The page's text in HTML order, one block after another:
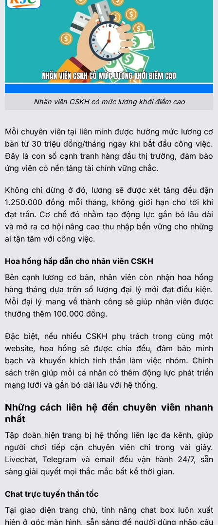
Nhân viên CSKH có mức lương khởi điểm cao
Mỗi chuyên viên tại liên minh được hưởng mức lương cơ
bản từ 30 triệu đồng/tháng ngay khi bắt đầu công việc.
Đây là con số cạnh tranh hàng đầu thị trường, đảm bảo
ứng viên có nền tảng tài chính vững chắc.
Không chỉ dừng ở đó, lương sẽ được xét tăng đều đặn
1.250.000 đồng mỗi tháng, không giới hạn cho tới khi
đạt trần. Cơ chế đó nhằm tạo động lực gắn bó lâu dài
và mở ra cơ hội nâng cao thu nhập bền vững cho những
ai tận tâm với công việc.
Hoa hồng hấp dẫn cho nhân viên CSKH
Bên cạnh lương cơ bản, nhân viên còn nhận hoa hồng
hàng tháng dựa trên số lượng đại lý mới đạt điều kiện.
Mỗi đại lý mang về thành công sẽ giúp nhân viên được
thưởng thêm 100.000 đồng.
Đặc biệt, nếu nhiều CSKH phụ trách trong cùng một
website, hoa hồng sẽ được chia đều, đảm bảo minh
bạch và khuyến khích tinh thần làm việc nhóm. Chính
sách trên giúp mỗi cá nhân có thêm động lực phát triển
mạng lưới và gắn bó dài lâu với hệ thống.
Những cách liên hệ đến chuyên viên nhanh
nhất
Tập đoàn hiện trang bị hệ thống liên lạc đa kênh, giúp
người chơi tiếp cận chuyên viên chỉ trong vài giây.
Livechat, Telegram và email đều vận hành 24/7, sẵn
sàng giải quyết mọi thắc mắc bất kể thời gian.
Chat trực tuyến thần tốc
Tại giao diện trang chủ, tính năng chat box luôn xuất
hiện ở góc màn hình, sẵn sàng để người dùng nhập câu